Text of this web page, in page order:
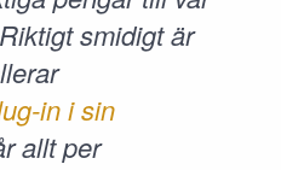
smidigt är
in i sin
allt per